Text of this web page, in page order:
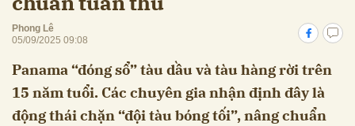
Phong Lê
05/09/2025 09:08
Panama “đóng sổ” tàu dầu và tàu hàng rời trên
15 năm tuổi. Các chuyên gia nhận định đây là
động thái chặn “đội tàu bóng tối”, nâng chuẩn